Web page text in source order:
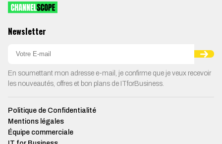
Newsletter
En soumettant mon adresse e-mail, je confirme que je veux recevoir
les nouveautés, offres et bon plans de ITforBusiness.
Politique de Confidentialité
Mentions légales
Équipe commerciale